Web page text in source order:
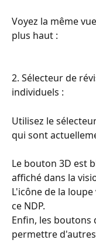
Voyez la même
plus haut :
2. Sélecteur de
individuels :
Utilisez le
qui sont
Le bouton 3D est
affiché dans la
L'icône de la
ce NDP.
Enfin, les boutons
permettre